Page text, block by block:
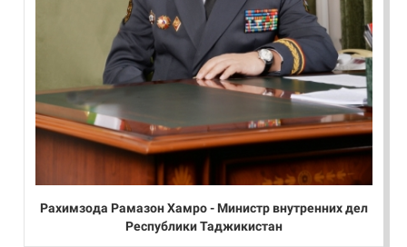
Рахимзода Рамазон Хамро - Министр внутренних дел
Республики Таджикистан